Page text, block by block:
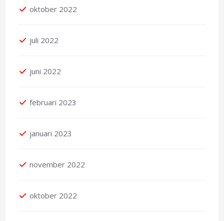
oktober 2022
juli 2022
juni 2022
februari 2023
januari 2023
november 2022
oktober 2022